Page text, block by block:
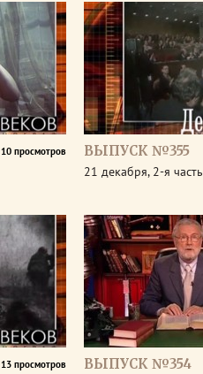
10 просмотров ВЫПУСК №355
21 декабря, 2-я часть
13 просмотров ВЫПУСК №354